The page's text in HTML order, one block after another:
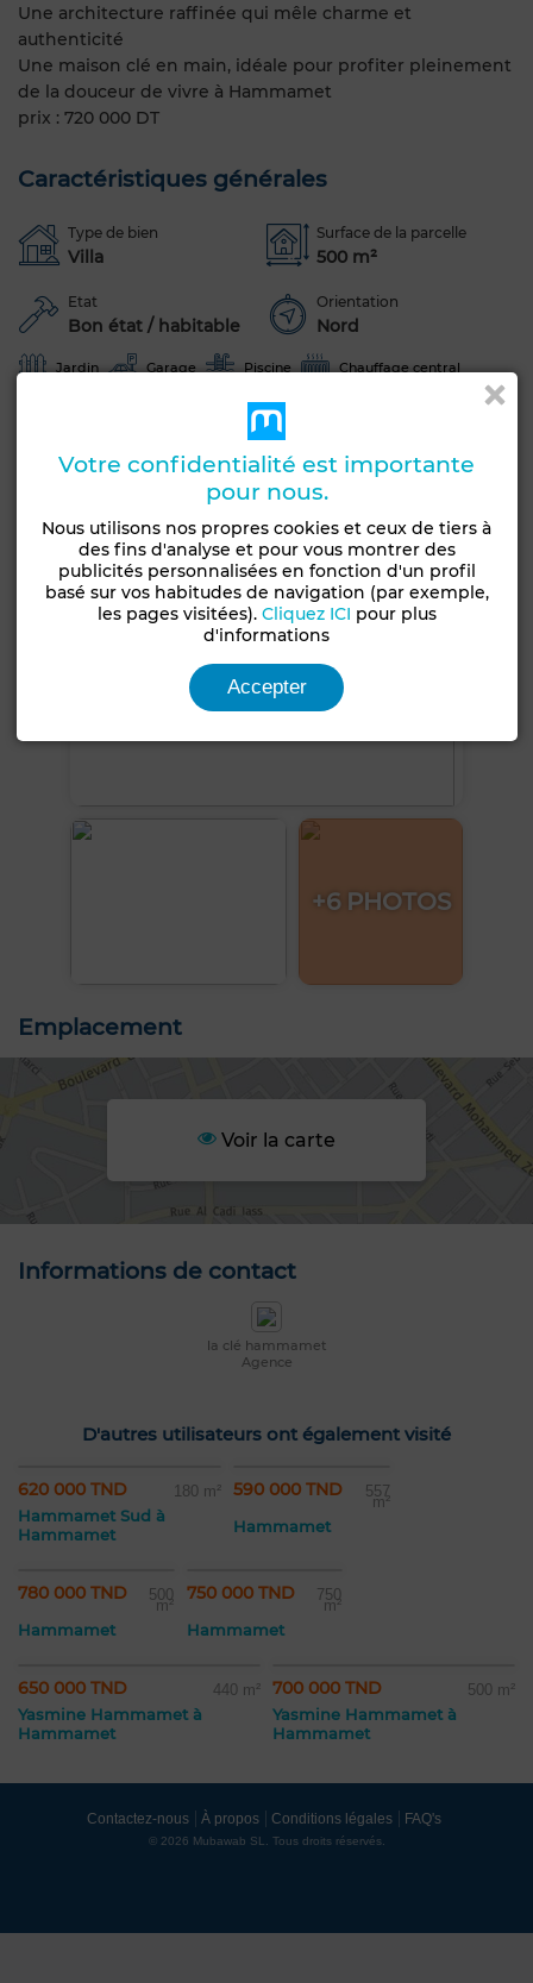
Une architecture raffinée qui mêle charme et
authenticité
Une maison clé en main, idéale pour profiter pleinement
de la douceur de vivre à Hammamet
prix : 720 000 DT
Caractéristiques générales
Type de bien
Villa
Surface de la parcelle
500 m²
Etat
Bon état / habitable
Orientation
Nord
Jardin Garage Piscine Chauffage central
Cuisine équipée
Voir plus de photos
+6 PHOTOS
Emplacement
Voir la carte
Informations de contact
la clé hammamet
Agence
D'autres utilisateurs ont également visité
620 000 TND 180 m²
Hammamet Sud à
Hammamet
590 000 TND 557
m²
Hammamet
780 000 TND 500
m²
Hammamet
750 000 TND 750
m²
Hammamet
650 000 TND 440 m²
Yasmine Hammamet à
Hammamet
700 000 TND 500 m²
Yasmine Hammamet à
Hammamet
Contactez-nous À propos Conditions légales FAQ's
© 2026 Mubawab SL. Tous droits réservés.
Votre confidentialité est importante
pour nous.
Nous utilisons nos propres cookies et ceux de tiers à
des fins d'analyse et pour vous montrer des
publicités personnalisées en fonction d'un profil
basé sur vos habitudes de navigation (par exemple,
les pages visitées). Cliquez ICI pour plus
d'informations
Accepter